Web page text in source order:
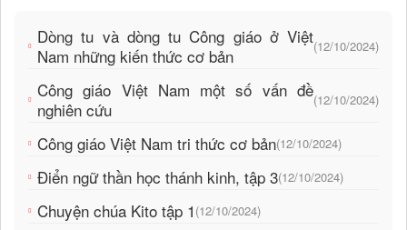
Dòng tu và dòng tu Công giáo ở Việt
Nam những kiến thức cơ bản
(12/10/2024)
Công giáo Việt Nam một số vấn đề
nghiên cứu
(12/10/2024)
Công giáo Việt Nam tri thức cơ bản(12/10/2024)
Điển ngữ thần học thánh kinh, tập 3(12/10/2024)
Chuyện chúa Kito tập 1 (12/10/2024)